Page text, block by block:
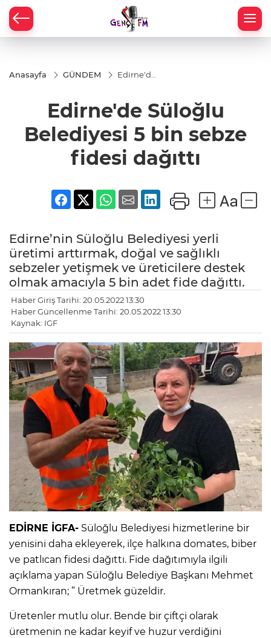
Anasayfa GÜNDEM
Edirne'de
5 bin
sebze
dağıttı
Edirne'de Süloğlu
Belediyesi 5 bin sebze
fidesi dağıttı
Edirne’nin Süloğlu Belediyesi yerli
üretimi arttırmak, doğal ve sağlıklı
sebzeler yetişmek ve üreticilere destek
olmak amacıyla 5 bin adet fide dağıttı.
Haber Giriş Tarihi: 20.05.2022 13:30
Haber Güncellenme Tarihi: 20.05.2022 13:30
Kaynak: IGF
EDİRNE İGFA- Süloğlu Belediyesi hizmetlerine bir
yenisini daha ekleyerek, ilçe halkına domates, biber
ve patlıcan fidesi dağıttı. Fide dağıtımıyla ilgili
açıklama yapan Süloğlu Belediye Başkanı Mehmet
Ormankıran; ” Üretmek güzeldir.
Üretenler mutlu olur. Bende bir çiftçi olarak
üretmenin ne kadar keyif ve huzur verdiğini